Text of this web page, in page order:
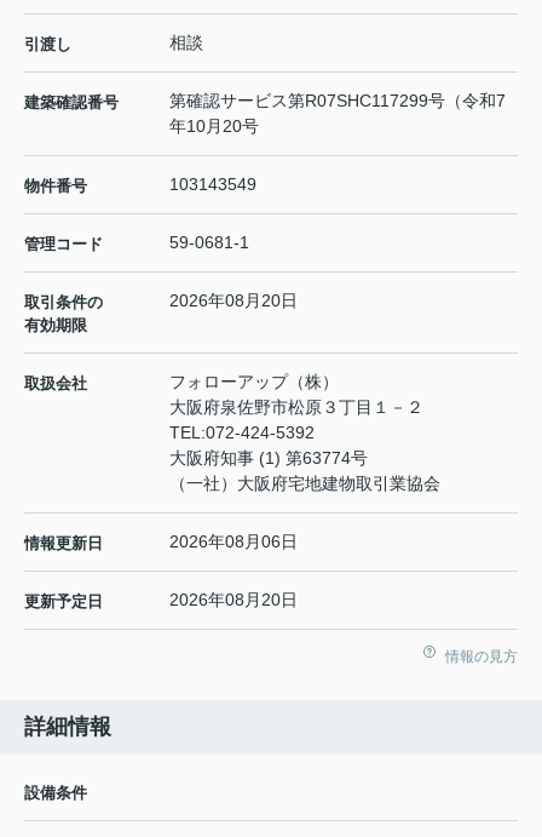
引渡し 相談
建築確認番号
第確認サービス第R07SHC117299号（令和7
年10月20号
物件番号 103143549
管理コード 59-0681-1
取引条件の
有効期限
2026年08月20日
取扱会社
フォローアップ（株）
大阪府泉佐野市松原３丁目１－２
TEL:072-424-5392
大阪府知事 (1) 第63774号
（一社）大阪府宅地建物取引業協会
情報更新日 2026年08月06日
更新予定日 2026年08月20日
情報の見方
詳細情報
設備条件